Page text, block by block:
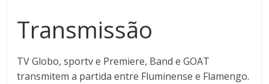
Transmissão
TV Globo, sportv e Premiere, Band e GOAT
transmitem a partida entre Fluminense e Flamengo.